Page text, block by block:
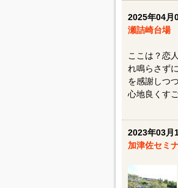
2025年04月
瀬詰崎台場
ここは？恋
れ鳴らさず
を感謝しつ
心地良くす
2023年03月
加津佐セミ